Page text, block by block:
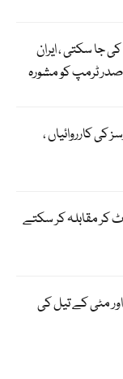
جا سکتی ، ایران
ٹرمپ کو مشورہ
کی کارروائیاں ،
کر مقابلہ کر سکتے
مٹی کے تیل کی